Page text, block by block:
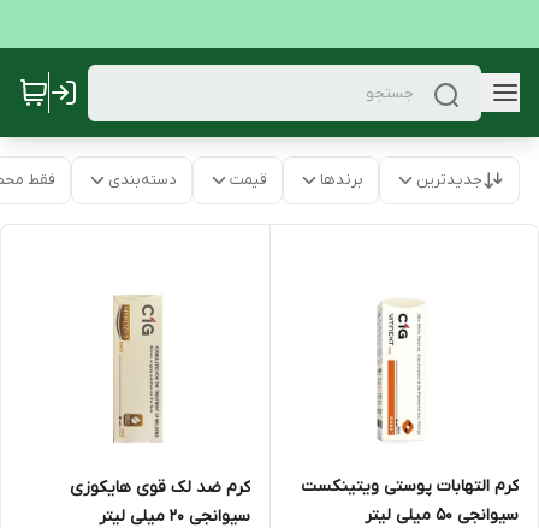
جدیدترین برندها قیمت دسته‌بندی فقط
کرم التهابات پوستی ویتینکست
سیوانجی 50 میلی لیتر
کرم ضد لک قوی هایکوزی
سیوانجی 20 میلی لیتر